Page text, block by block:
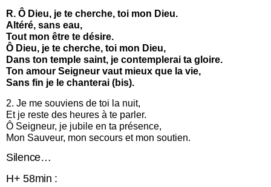
R. Ô Dieu, je te cherche, toi mon Dieu.
Altéré, sans eau,
Tout mon être te désire.
Ô Dieu, je te cherche, toi mon Dieu,
Dans ton temple saint, je contemplerai ta gloire.
Ton amour Seigneur vaut mieux que la vie,
Sans fin je le chanterai (bis).
2. Je me souviens de toi la nuit,
Et je reste des heures à te parler.
Ô Seigneur, je jubile en ta présence,
Mon Sauveur, mon secours et mon soutien.
Silence…
H+ 58min :